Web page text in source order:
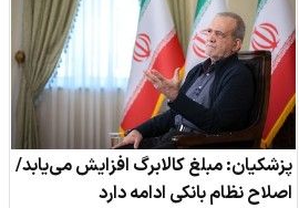
پزشکیان: مبلغ کالابرگ افزایش می‌یابد/
اصلاح نظام بانکی ادامه دارد